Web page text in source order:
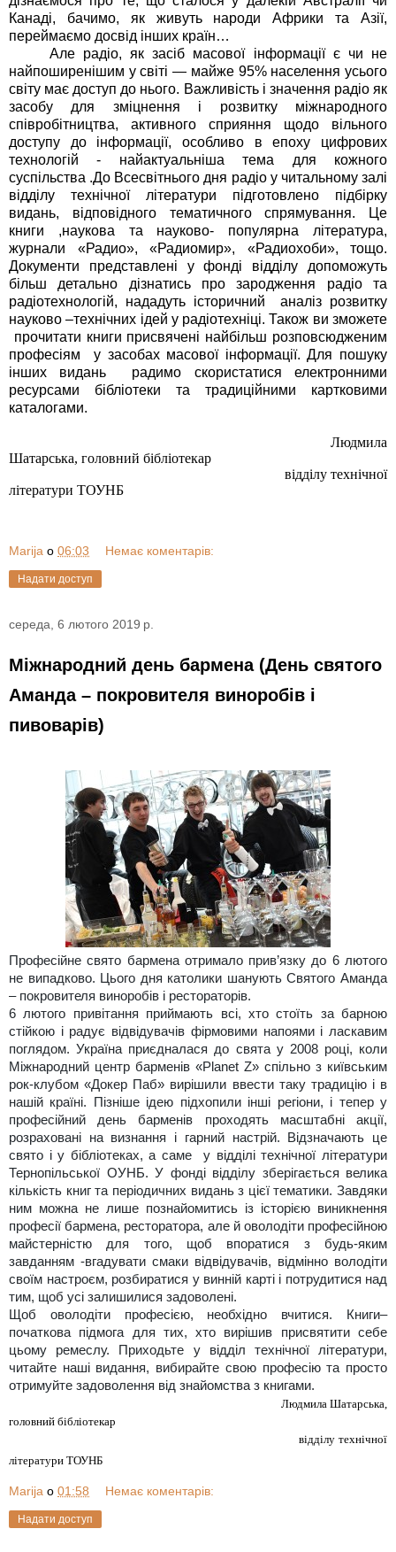
Канаді, бачимо, як живуть народи Африки та Азії,
переймаємо досвід інших країн…
Але радіо, як засіб масової інформації є чи не
найпоширенішим у світі — майже 95% населення усього
світу має доступ до нього. Важливість і значення радіо як
засобу для зміцнення і розвитку міжнародного
співробітництва, активного сприяння щодо вільного
доступу до інформації, особливо в епоху цифрових
технологій - найактуальніша тема для кожного
суспільства .До Всесвітнього дня радіо у читальному залі
відділу технічної літератури підготовлено підбірку
видань, відповідного тематичного спрямування. Це
книги ,наукова та науково- популярна література,
журнали «Радио», «Радиомир», «Радиохоби», тощо.
Документи представлені у фонді відділу допоможуть
більш детально дізнатись про зародження радіо та
радіотехнологій, нададуть історичний аналіз розвитку
науково –технічних ідей у радіотехніці. Також ви зможете
прочитати книги присвячені найбільш розповсюдженим
професіям у засобах масової інформації. Для пошуку
інших видань радимо скористатися електронними
ресурсами бібліотеки та традиційними картковими
каталогами.
Людмила
Шатарська, головний бібліотекар
відділу технічної
літератури ТОУНБ
Marija о 06:03 Немає коментарів:
Надати доступ
середа, 6 лютого 2019 р.
Міжнародний день бармена (День святого
Аманда – покровителя виноробів і
пивоварів)
Професійне свято бармена отримало прив’язку до 6 лютого
не випадково. Цього дня католики шанують Святого Аманда
– покровителя виноробів і рестораторів.
6 лютого привітання приймають всі, хто стоїть за барною
стійкою і радує відвідувачів фірмовими напоями і ласкавим
поглядом. Україна приєдналася до свята у 2008 році, коли
Міжнародний центр барменів «Planet Z» спільно з київським
рок-клубом «Докер Паб» вирішили ввести таку традицію і в
нашій країні. Пізніше ідею підхопили інші регіони, і тепер у
професійний день барменів проходять масштабні акції,
розраховані на визнання і гарний настрій. Відзначають це
свято і у бібліотеках, а саме
у відділі технічної літератури
Тернопільської ОУНБ. У фонді відділу зберігається велика
кількість книг та періодичних видань з цієї тематики. Завдяки
ним можна не лише познайомитись із історією виникнення
професії бармена, ресторатора, але й оволодіти професійною
майстерністю для того, щоб впоратися з будь-яким
завданням -вгадувати смаки відвідувачів, відмінно володіти
своїм настроєм, розбиратися у винній карті і потрудитися над
тим, щоб усі залишилися задоволені.
Щоб оволодіти професією, необхідно вчитися. Книги–
початкова підмога для тих, хто вирішив присвятити себе
цьому ремеслу. Приходьте у відділ технічної літератури,
читайте наші видання, вибирайте свою професію та просто
отримуйте задоволення від знайомства з книгами.
Людмила Шатарська,
головний бібліотекар
відділу технічної
літератури ТОУНБ
Marija о 01:58 Немає коментарів:
Надати доступ